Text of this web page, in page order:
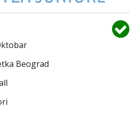
Beograd